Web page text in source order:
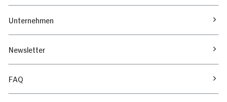
Unternehmen
Newsletter
FAQ